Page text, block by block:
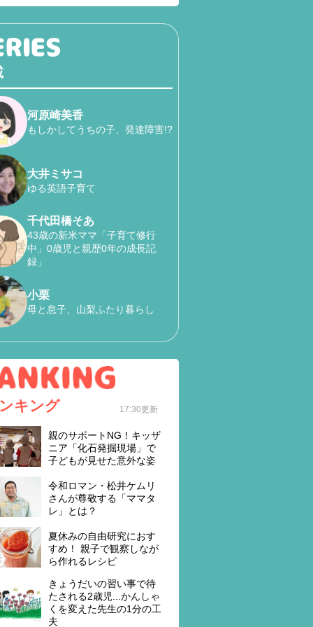
河原崎美香
もしかしてうちの子、発達障害!?
大井ミサコ
ゆる英語子育て
千代田橋そあ
43歳の新米ママ「子育て修行
中」0歳児と親歴0年の成長記
録」
小栗
母と息子、山梨ふたり暮らし
キング 17:30更新
親のサポートNG！キッザ
ニア「化石発掘現場」で
子どもが見せた意外な姿
令和ロマン・松井ケムリ
さんが尊敬する「ママタ
レ」とは？
夏休みの自由研究におす
すめ！ 親子で観察しなが
ら作れるレシピ
きょうだいの習い事で待
たされる2歳児...かんしゃ
くを変えた先生の1分の工
夫